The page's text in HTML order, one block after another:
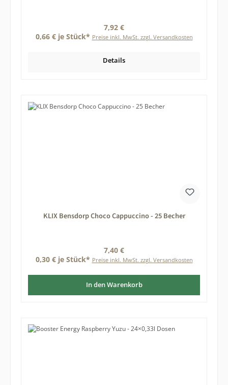
Regulärer Preis:
7,92 €
0,66 € je Stück* Preise inkl. MwSt. zzgl. Versandkosten
Details
KLIX Bensdorp Choco Cappuccino - 25 Becher
Regulärer Preis:
7,40 €
0,30 € je Stück* Preise inkl. MwSt. zzgl. Versandkosten
In den Warenkorb